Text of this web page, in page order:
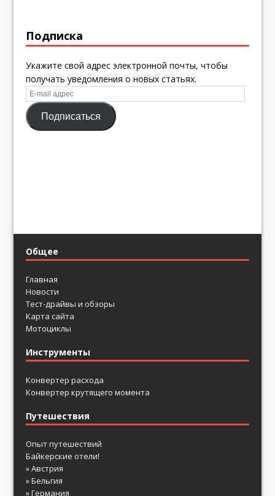
Подписка
Укажите свой адрес электронной почты, чтобы
получать уведомления о новых статьях.
E-
mail
адресПодписаться
Общее
Главная
Новости
Тест-драйвы и обзоры
Карта сайта
Мотоциклы
Инструменты
Конвертер расхода
Конвертер крутящего момента
Путешествия
Опыт путешествий
Байкерские отели!
» Австрия
» Бельгия
» Германия